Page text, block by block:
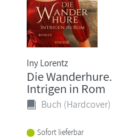
Iny Lorentz
Die Wanderhure.
Intrigen in Rom
Buch (Hardcover)
Sofort lieferbar